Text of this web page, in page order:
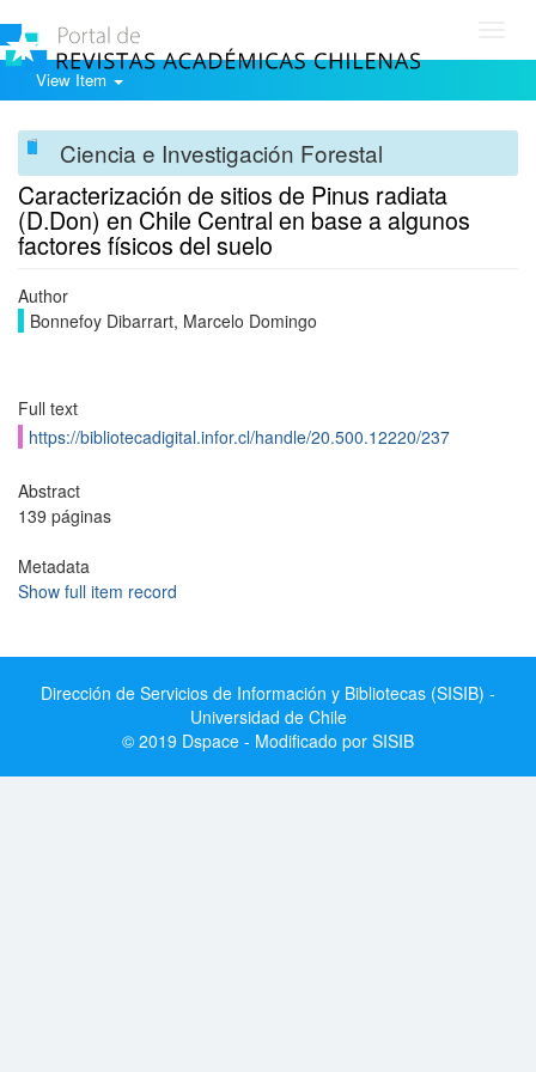
View Item
Ciencia e Investigación Forestal
Caracterización de sitios de Pinus radiata
(D.Don) en Chile Central en base a algunos
factores físicos del suelo
Author
Bonnefoy Dibarrart, Marcelo Domingo
Full text
https://bibliotecadigital.infor.cl/handle/20.500.12220/237
Abstract
139 páginas
Metadata
Show full item record
Dirección de Servicios de Información y Bibliotecas (SISIB) -
Universidad de Chile
© 2019 Dspace - Modificado por SISIB